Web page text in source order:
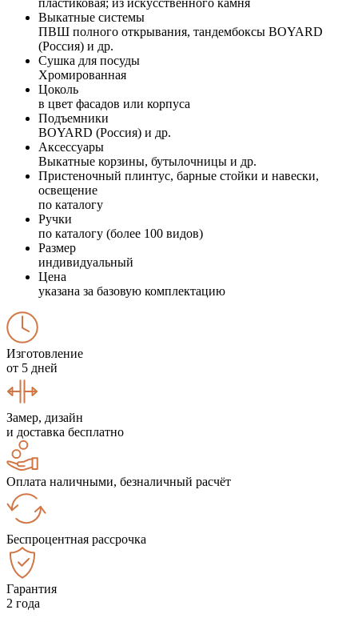
Выкатные системы
ПВШ полного открывания, тандембоксы BOYARD
(Россия) и др.
Сушка для посуды
Хромированная
Цоколь
в цвет фасадов или корпуса
Подъемники
BOYARD (Россия) и др.
Аксессуары
Выкатные корзины, бутылочницы и др.
Пристеночный плинтус, барные стойки и навески,
освещение
по каталогу
Ручки
по каталогу (более 100 видов)
Размер
индивидуальный
Цена
указана за базовую комплектацию
Изготовление
от 5 дней
Замер, дизайн
и доставка бесплатно
Оплата наличными, безналичный расчёт
Беспроцентная рассрочка
Гарантия
2 года